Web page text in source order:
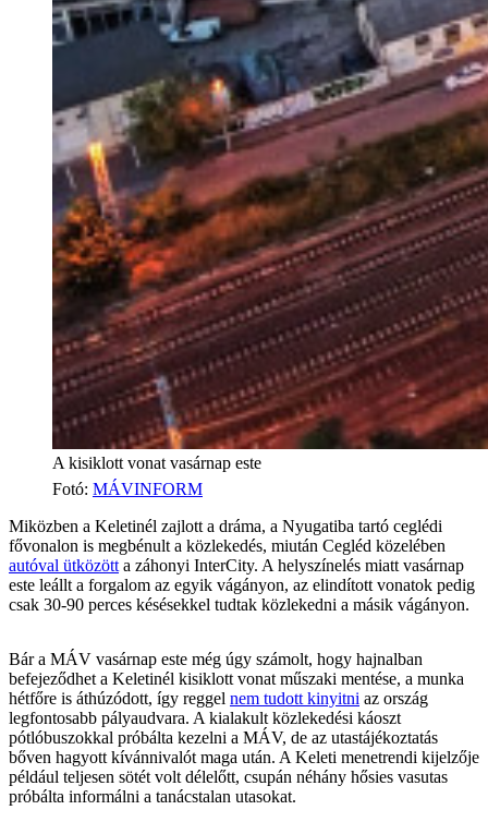
A kisiklott vonat vasárnap este
Fotó: MÁVINFORM
Miközben a Keletinél zajlott a dráma, a Nyugatiba tartó ceglédi
fővonalon is megbénult a közlekedés, miután Cegléd közelében
autóval ütközött a záhonyi InterCity. A helyszínelés miatt vasárnap
este leállt a forgalom az egyik vágányon, az elindított vonatok pedig
csak 30-90 perces késésekkel tudtak közlekedni a másik vágányon.
Bár a MÁV vasárnap este még úgy számolt, hogy hajnalban
befejeződhet a Keletinél kisiklott vonat műszaki mentése, a munka
hétfőre is áthúzódott, így reggel nem tudott kinyitni az ország
legfontosabb pályaudvara. A kialakult közlekedési káoszt
pótlóbuszokkal próbálta kezelni a MÁV, de az utastájékoztatás
bőven hagyott kívánnivalót maga után. A Keleti menetrendi kijelzője
például teljesen sötét volt délelőtt, csupán néhány hősies vasutas
próbálta informálni a tanácstalan utasokat.